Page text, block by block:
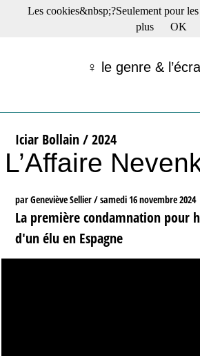
☰ Menu
Films récents
Tribunes
Bloc-notes
Archives
S’abonner à la Lettre !
♀ le genre &
Iciar Bollain / 2024
L’Affaire
par Geneviève Sellier /samedi 16 novembre 2024
La première condamnation pour
d'un élu en Espagne
Les cookies&nbsp;?Seulement pour
plus
OK